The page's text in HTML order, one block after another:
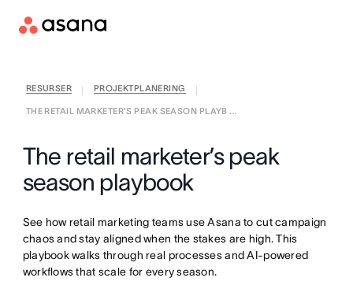
RESURSER PROJEKTPLANERING
THE RETAIL MARKETER’S PEAK SEASON PLAYB ...
The retail marketer’s peak
season playbook
See how retail marketing teams use Asana to cut campaign
chaos and stay aligned when the stakes are high. This
playbook walks through real processes and AI-powered
workflows that scale for every season.